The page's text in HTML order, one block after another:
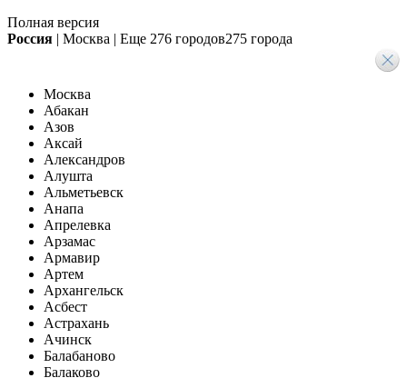
Полная версия
Россия | Москва | Еще 276 городов275 города
Москва
Абакан
Азов
Аксай
Александров
Алушта
Альметьевск
Анапа
Апрелевка
Арзамас
Армавир
Артем
Архангельск
Асбест
Астрахань
Ачинск
Балабаново
Балаково